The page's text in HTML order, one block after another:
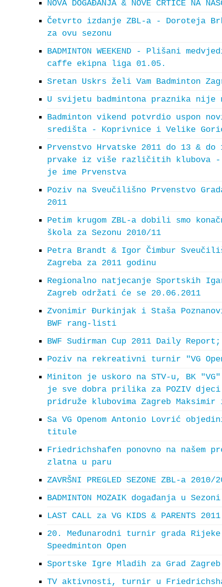
NOVA DOGAĐANJA & NOVE CRTICE NA
Četvrto izdanje ZBL-a - Doroteja
za ovu sezonu
BADMINTON WEEKEND - Plišani
caffe ekipna liga 01.05.
Sretan Uskrs želi Vam Badminton
U svijetu badmintona praznika
Badminton vikend potvrdio uspon
središta - Koprivnice i Velike
Prvenstvo Hrvatske 2011 do 13 &
prvake iz više različitih klubova -
je ime Prvenstva
Poziv na Sveučilišno Prvenstvo
2011
Petim krugom ZBL-a dobili smo
škola za Sezonu 2010/11
Petra Brandt & Igor Čimbur
Zagreba za 2011 godinu
Regionalno natjecanje Sportskih
Zagreb održati će se 20.06.2011
Zvonimir Đurkinjak i Staša
BWF rang-listi
BWF Sudirman Cup 2011 Daily
Poziv na rekreativni turnir "VG
Miniton je uskoro na STV-u, BK
je sve dobra prilika za POZIV
pridruže klubovima Zagreb Maksimir
Sa VG Openom Antonio Lovrić
titule
Friedrichshafen ponovno na našem
zlatna u paru
ZAVRŠNI PREGLED SEZONE ZBL-a 2010/
BADMINTON MOZAIK događanja u
LAST CALL za VG KIDS & PARENTS 2011
20. Međunarodni turnir grada
Speedminton Open
Sportske Igre Mladih za Grad
TV aktivnosti, turnir u